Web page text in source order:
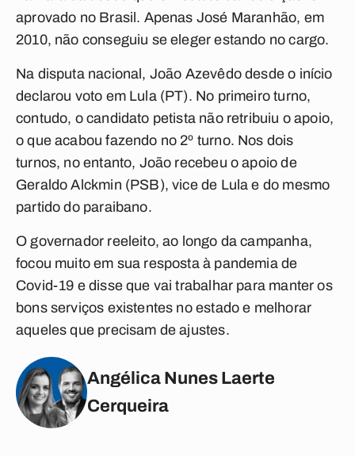
aprovado no Brasil. Apenas José Maranhão, em
2010, não conseguiu se eleger estando no cargo.
Na disputa nacional, João Azevêdo desde o início
declarou voto em Lula (PT). No primeiro turno,
contudo, o candidato petista não retribuiu o apoio,
o que acabou fazendo no 2º turno. Nos dois
turnos, no entanto, João recebeu o apoio de
Geraldo Alckmin (PSB), vice de Lula e do mesmo
partido do paraibano.
O governador reeleito, ao longo da campanha,
focou muito em sua resposta à pandemia de
Covid-19 e disse que vai trabalhar para manter os
bons serviços existentes no estado e melhorar
aqueles que precisam de ajustes.
Angélica Nunes Laerte
Cerqueira